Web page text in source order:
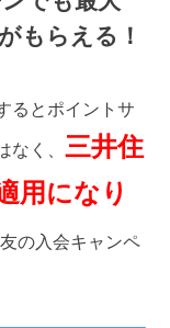
もらえる！
るとポイントサ
なく、三井住
用になり
の入会キャンペ